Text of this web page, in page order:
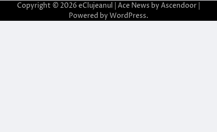
Copyright © 2026 eClujeanul | Ace News by Ascendoor
Powered by WordPress.